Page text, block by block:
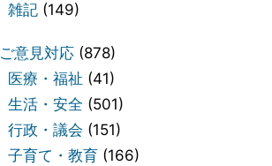
雑記 (149)
ご意見対応 (878)
医療・福祉 (41)
生活・安全 (501)
行政・議会 (151)
子育て・教育 (166)